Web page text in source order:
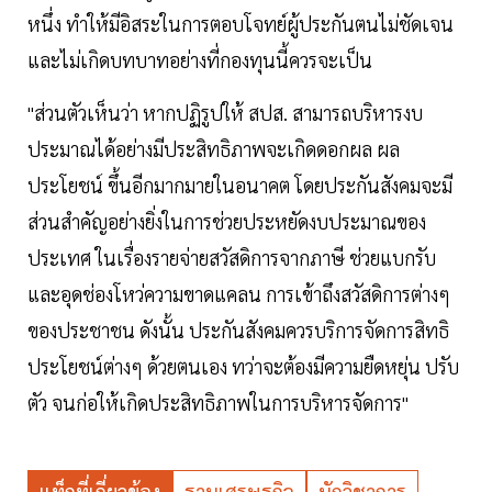
หนึ่ง ทำให้มีอิสระในการตอบโจทย์ผู้ประกันตนไม่ชัดเจน
และไม่เกิดบทบาทอย่างที่กองทุนนี้ควรจะเป็น
"ส่วนตัวเห็นว่า หากปฏิรูปให้ สปส. สามารถบริหารงบ
ประมาณได้อย่างมีประสิทธิภาพจะเกิดดอกผล ผล
ประโยชน์ ขึ้นอีกมากมายในอนาคต โดยประกันสังคมจะมี
ส่วนสำคัญอย่างยิ่งในการช่วยประหยัดงบประมาณของ
ประเทศ ในเรื่องรายจ่ายสวัสดิการจากภาษี ช่วยแบกรับ
และอุดช่องโหว่ความขาดแคลน การเข้าถึงสวัสดิการต่างๆ
ของประชาชน ดังนั้น ประกันสังคมควรบริการจัดการสิทธิ
ประโยชน์ต่างๆ ด้วยตนเอง ทว่าจะต้องมีความยืดหยุ่น ปรับ
ตัว จนก่อให้เกิดประสิทธิภาพในการบริหารจัดการ"